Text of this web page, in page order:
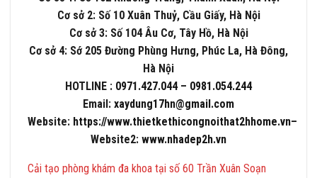
Cơ sở 2: Số 10 Xuân Thuỷ, Cầu Giấy, Hà Nội
Cơ sở 3: Số 104 Âu Cơ, Tây Hồ, Hà Nội
Cơ sở 4: Sớ 205 Đường Phùng Hưng, Phúc La, Hà Đông,
Hà Nội
HOTLINE : 0971.427.044– 0981.054.244
Email: xaydung17hn@gmail.com
Website: https://www.thietkethicongnoithat2hhome.vn–
Website2: www.nhadep2h.vn
Cải tạo phòng khám đa khoa tại số 60 Trần Xuân Soạn